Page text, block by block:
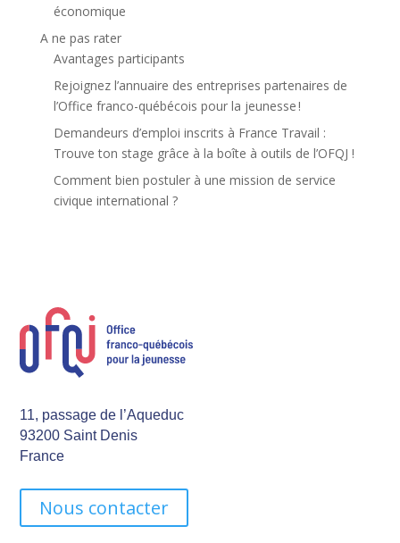
économique
A ne pas rater
Avantages participants
Rejoignez l’annuaire des entreprises partenaires de
l’Office franco-québécois pour la jeunesse !
Demandeurs d’emploi inscrits à France Travail :
Trouve ton stage grâce à la boîte à outils de l’OFQJ !
Comment bien postuler à une mission de service
civique international ?
11, passage de l’Aqueduc
93200 Saint Denis
France
Nous contacter